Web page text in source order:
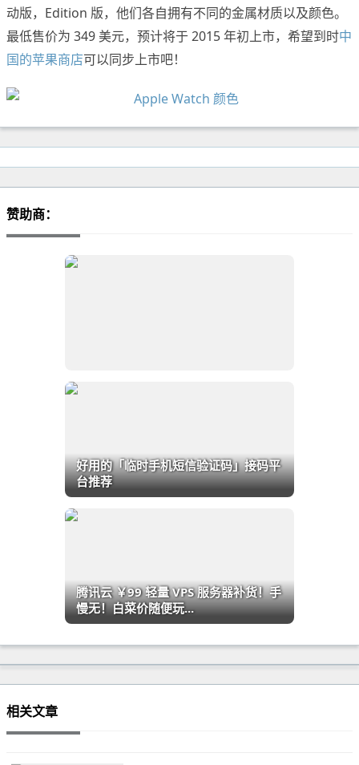
动版，Edition 版，他们各自拥有不同的金属材质以及颜色。
最低售价为 349 美元，预计将于 2015 年初上市，希望到时中
国的苹果商店可以同步上市吧！
赞助商：
好用的「临时手机短信验证码」接码平
台推荐
腾讯云 ￥99 轻量 VPS 服务器补货！手
慢无！白菜价随便玩...
相关文章